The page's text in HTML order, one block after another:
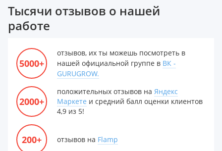
Тысячи отзывов о нашей
работе
5000+
отзывов, их ты можешь посмотреть в
нашей официальной группе в ВК -
GURUGROW.
2000+
положительных отзывов на Яндекс
Маркете и средний балл оценки клиентов
4,9 из 5!
200+ отзывов на Flamp